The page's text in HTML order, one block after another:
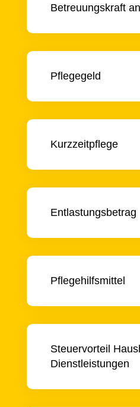
Betreuungskraft
Pflegegeld
Kurzzeitpflege
Entlastungsbetrag
Pflegehilfsmittel
Steuervorteil
Dienstleistungen